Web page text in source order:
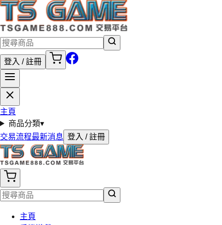
登入 / 註冊
主頁
商品分類▾
交易流程最新消息 登入 / 註冊
主頁